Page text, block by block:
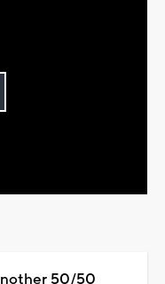
50/50